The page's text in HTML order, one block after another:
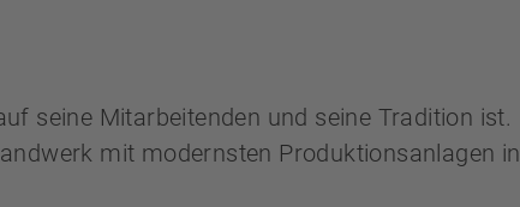
seine Mitarbeitenden und seine Tradition ist.
mit modernsten Produktionsanlagen in